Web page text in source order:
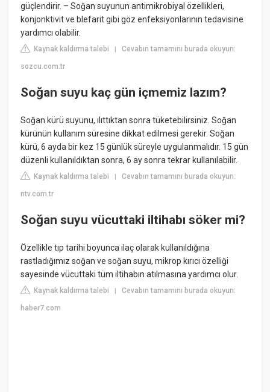
güçlendirir. – Soğan suyunun antimikrobiyal özellikleri,
konjonktivit ve blefarit gibi göz enfeksiyonlarının tedavisine
yardımcı olabilir.
Kaynak kaldırma talebi |Cevabın tamamını burada okuyun:
sozcu.com.tr
Soğan suyu kaç gün içmemiz lazım?
Soğan kürü suyunu, ılıttıktan sonra tüketebilirsiniz. Soğan
kürünün kullanım süresine dikkat edilmesi gerekir. Soğan
kürü, 6 ayda bir kez 15 günlük süreyle uygulanmalıdır. 15 gün
düzenli kullanıldıktan sonra, 6 ay sonra tekrar kullanılabilir.
Kaynak kaldırma talebi |Cevabın tamamını burada okuyun:
ntv.com.tr
Soğan suyu vücuttaki iltihabı söker mi?
Özellikle tıp tarihi boyunca ilaç olarak kullanıldığına
rastladığımız soğan ve soğan suyu, mikrop kırıcı özelliği
sayesinde vücuttaki tüm iltihabın atılmasına yardımcı olur.
Kaynak kaldırma talebi |Cevabın tamamını burada okuyun:
haber7.com